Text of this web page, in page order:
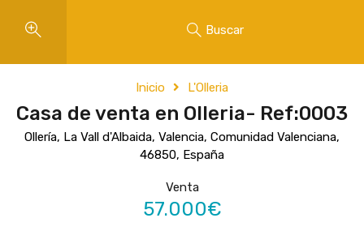
Buscar
Inicio L'Olleria
Casa de venta en Olleria- Ref:0003
Ollería, La Vall d'Albaida, Valencia, Comunidad Valenciana,
46850, España
Venta
57.000€